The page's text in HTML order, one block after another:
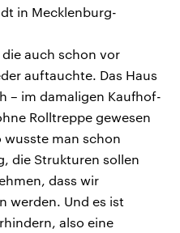
in Mecklenburg-
die auch schon vor
auftauchte. Das Haus
– im damaligen Kaufhof-
Rolltreppe gewesen
wusste man schon
die Strukturen sollen
dass wir
werden. Und es ist
also eine